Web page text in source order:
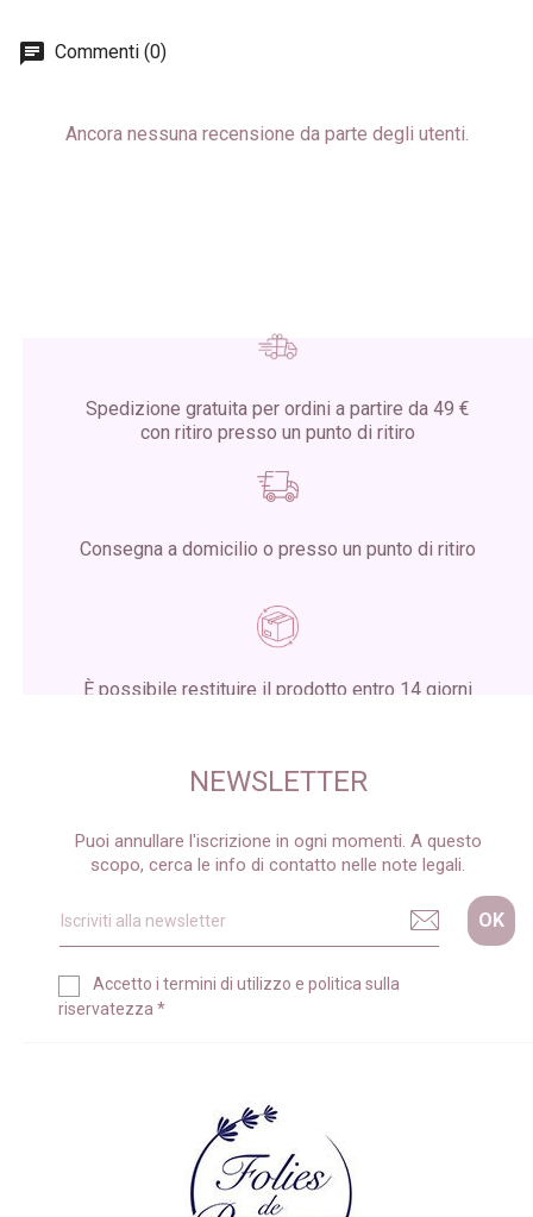
Commenti (0)
Ancora nessuna recensione da parte degli utenti.
Spedizione gratuita per ordini a partire da 49 €
con ritiro presso un punto di ritiro
Consegna a domicilio o presso un punto di ritiro
È possibile restituire il prodotto entro 14 giorni
NEWSLETTER
Puoi annullare l'iscrizione in ogni momenti. A questo
scopo, cerca le info di contatto nelle note legali.
Accetto i termini di utilizzo e politica sulla
riservatezza *